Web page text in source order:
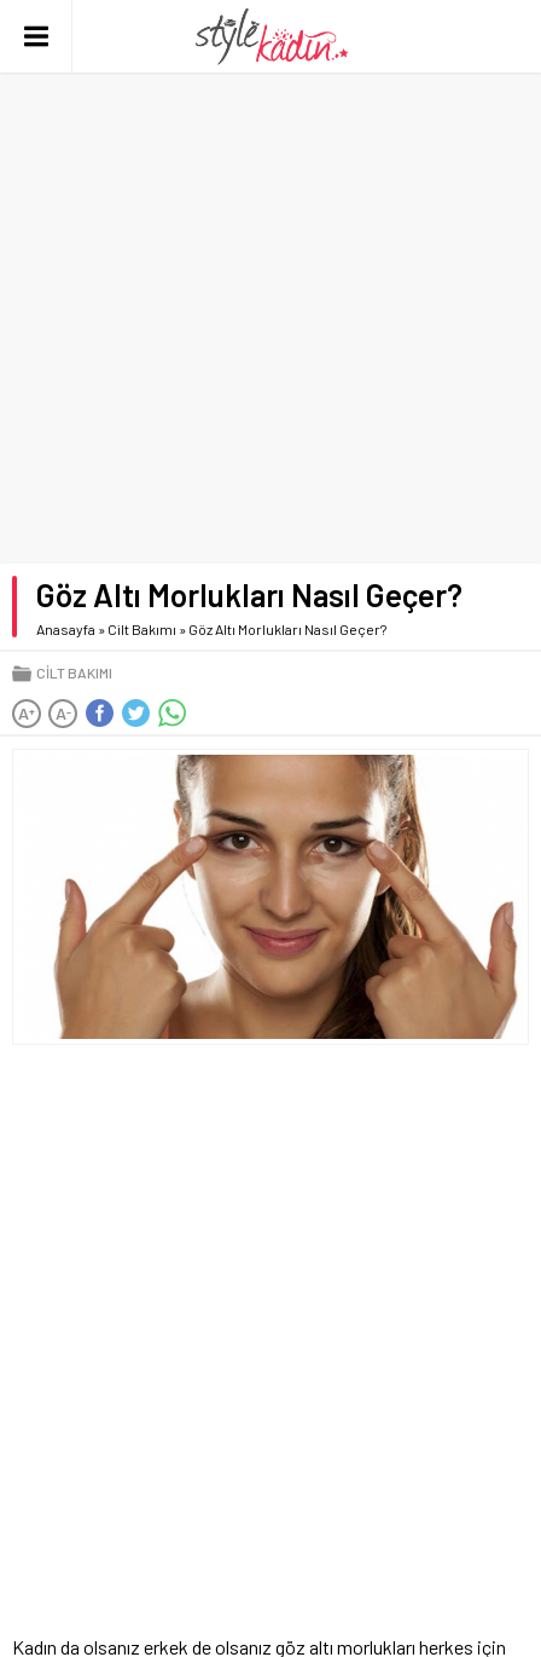
Göz Altı Morlukları Nasıl Geçer?
Anasayfa » Cilt Bakımı » Göz Altı Morlukları Nasıl Geçer?
CILT BAKIMI
A+ A-
Kadın da olsanız erkek de olsanız göz altı morlukları herkes için